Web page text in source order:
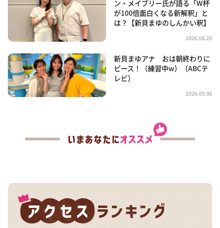
ン・メイブリー氏が語る「W杯
が100倍面白くなる新解釈」と
は？【新貝まゆのしんかい釈】
2026.06.20
新貝まゆアナ おは朝終わりに
ピース！（練習中w）（ABCテ
レビ）
2026.05.06